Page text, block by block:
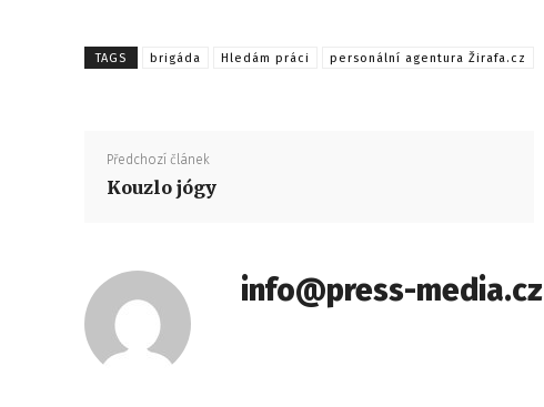
TAGS brigáda Hledám práci personální agentura Žirafa.cz
Předchozí článek
Kouzlo jógy
info@press-media.cz